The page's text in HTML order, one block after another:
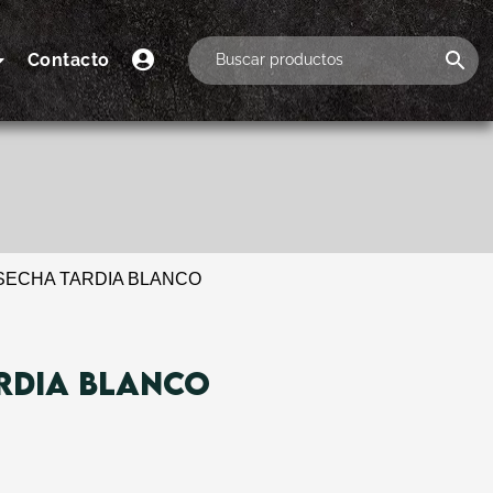
Contacto
TARDIA BLANCO
BLANCO